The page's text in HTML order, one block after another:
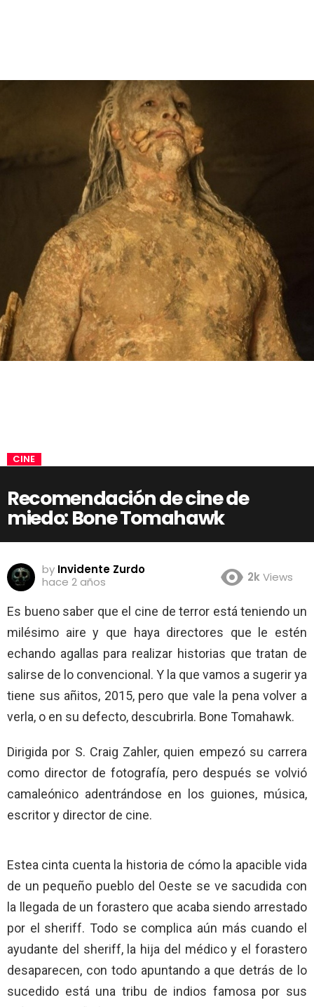
CINE
Recomendación de cine de
miedo: Bone Tomahawk
by Invidente Zurdo
hace 2 años
2kViews
Es bueno saber que el cine de terror está teniendo un
milésimo aire y que haya directores que le estén
echando agallas para realizar historias que tratan de
salirse de lo convencional. Y la que vamos a sugerir ya
tiene sus añitos, 2015, pero que vale la pena volver a
verla, o en su defecto, descubrirla. Bone Tomahawk.
Dirigida por S. Craig Zahler, quien empezó su carrera
como director de fotografía, pero después se volvió
camaleónico adentrándose en los guiones, música,
escritor y director de cine.
Estea cinta cuenta la historia de cómo la apacible vida
de un pequeño pueblo del Oeste se ve sacudida con
la llegada de un forastero que acaba siendo arrestado
por el sheriff. Todo se complica aún más cuando el
ayudante del sheriff, la hija del médico y el forastero
desaparecen, con todo apuntando a que detrás de lo
sucedido está una tribu de indios famosa por sus